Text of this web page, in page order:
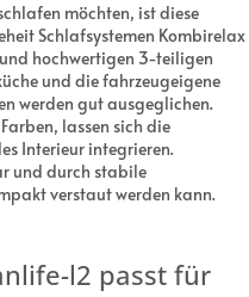
möchten, ist diese
Schlafsystemen Kombirelax
hochwertigen 3-teiligen
und die fahrzeugeigene
werden gut ausgeglichen.
lassen sich die
Interieur integrieren.
und durch stabile
verstaut werden kann.
l2 passt für